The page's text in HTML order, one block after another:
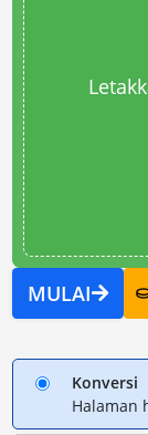
MULAI
Konversi
Halaman